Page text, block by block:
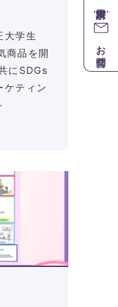
大学生
商品を開
にSDGs
ケティン
お問合せ